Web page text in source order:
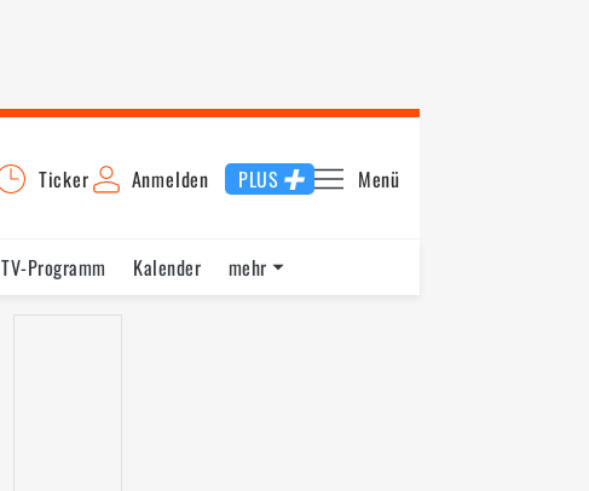
Ticker Anmelden PLUS Menü
TV-Programm
Kalender
mehr